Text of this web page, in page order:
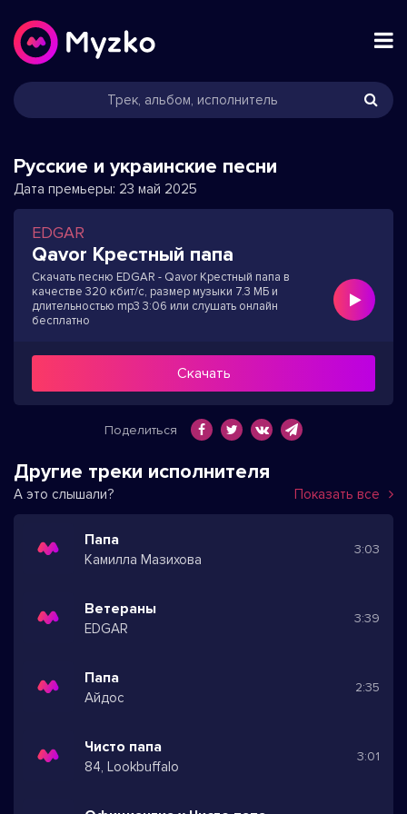
Русские и украинские песни
Дата премьеры: 23 май 2025
EDGAR
Qavor Крестный папа
Скачать песню EDGAR - Qavor Крестный папа в
качестве 320 кбит/с, размер музыки 7.3 МБ и
длительностью mp3 3:06 или слушать онлайн
бесплатно
Скачать
Поделиться
Другие треки исполнителя
А это слышали? Показать все
Папа
Камилла Мазихова
3:03
Ветераны
EDGAR
3:39
Папа
Айдос
2:35
Чисто папа
84, Lookbuffalo
3:01